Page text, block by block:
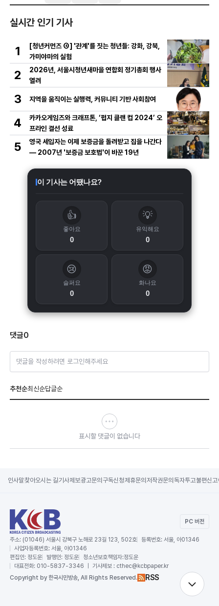
실시간 인기 기사
1
[청년커먼즈 ④] '관계'를 짓는 청년들: 강화, 강북,
가미야마의 실험
2
2026년, 서울시청년새마을 연합회 정기총회 행사
열려
3 지역을 움직이는 실행력, 커뮤니티 기반 사회참여
4
카카오게임즈와 크래프톤, ‘펍지 클랜 컵 2024’ 오
프라인 결선 성료
5
영국 세입자는 이제 보증금을 돌려받고 집을 나간다
— 2007년 '보증금 보호법'이 바꾼 19년
이 기사는 어땠나요?
👍
좋아요
0
💡
유익해요
0
😢
슬퍼요
0
😡
화나요
0
댓글0
댓글을 작성하려면 로그인해주세요
추천순최신순답글순
표시할 댓글이 없습니다
인사말찾아오시는 길기사제보광고문의 구독신청제휴문의 저작권문의 독자투고불편신고
PC 버전
주소: (01046) 서울시 강북구 노해로 23길 123, 502호 등록번호: 서울, 아01346
사업자등록번호: 서울, 아01346
편집인: 정도운 발행인: 정도운 청소년보호책임자:정도운
대표전화: 010-5837-3346 ｜ 기사제보 : cthec@kcbpaper.kr
Copyright by 한국시민방송, All Rights Reserved. RSS